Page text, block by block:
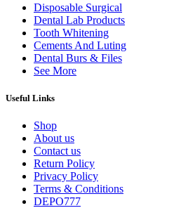
Disposable Surgical
Dental Lab Products
Tooth Whitening
Cements And Luting
Dental Burs & Files
See More
Useful Links
Shop
About us
Contact us
Return Policy
Privacy Policy
Terms & Conditions
DEPO777